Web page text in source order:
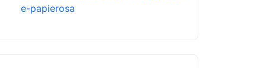
e-papierosa